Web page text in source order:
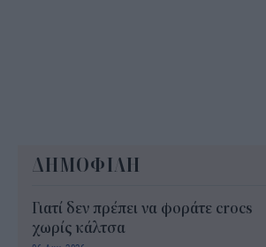
ΔΗΜΟΦΙΛΗ
Γιατί δεν πρέπει να φοράτε crocs
χωρίς κάλτσα